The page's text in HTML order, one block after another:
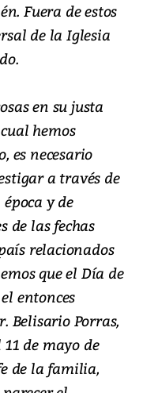
Fuera de estos
de la Iglesia
en su justa
hemos
es necesario
a través de
y de
de las fechas
relacionados
que el Día de
entonces
Belisario Porras,
de mayo de
de la familia,